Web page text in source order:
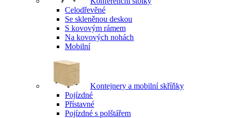
Celodřevěné
Se skleněnou deskou
S kovovým rámem
Na kovových nohách
Mobilní
Kontejnery a mobilní skříňky
Pojízdné
Přístavné
Pojízdné s polštářem